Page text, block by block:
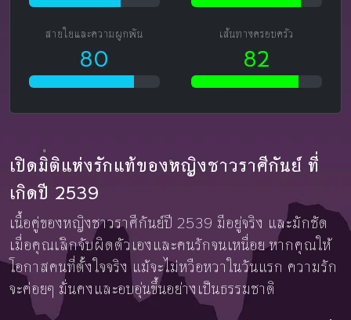
สายใยและความผูกพัน
80
เส้นทางครอบครัว
82
เปิดมิติแห่งรักแท้ของหญิงชาวราศีกันย์ ที่
เกิดปี 2539
เนื้อคู่ของหญิงชาวราศีกันย์ปี 2539 มีอยู่จริง และมักชัด
เมื่อคุณเลิกจับผิดตัวเองและคนรักจนเหนื่อย หากคุณให้
โอกาสคนที่ตั้งใจจริง แม้จะไม่หวือหวาในวันแรก ความรัก
จะค่อยๆ มั่นคงและอบอุ่นขึ้นอย่างเป็นธรรมชาติ